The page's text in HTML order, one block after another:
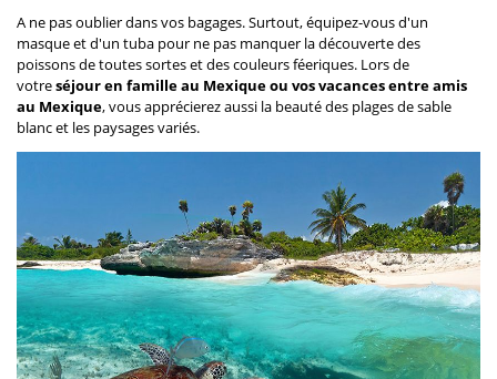
A ne pas oublier dans vos bagages. Surtout, équipez-vous d'un
masque et d'un tuba pour ne pas manquer la découverte des
poissons de toutes sortes et des couleurs féeriques. Lors de
votreséjour en famille au Mexique ou vos vacances entre amis
au Mexique, vous apprécierez aussi la beauté des plages de sable
blanc et les paysages variés.